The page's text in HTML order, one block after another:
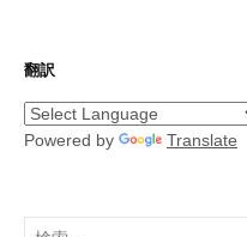
翻訳
Powered by Translate
検